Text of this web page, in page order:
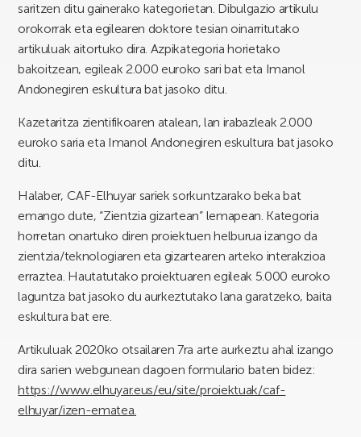
saritzen ditu gainerako kategorietan. Dibulgazio artikulu
orokorrak eta egilearen doktore tesian oinarritutako
artikuluak aitortuko dira. Azpikategoria horietako
bakoitzean, egileak 2.000 euroko sari bat eta Imanol
Andonegiren eskultura bat jasoko ditu.
Kazetaritza zientifikoaren atalean, lan irabazleak 2.000
euroko saria eta Imanol Andonegiren eskultura bat jasoko
ditu.
Halaber, CAF-Elhuyar sariek sorkuntzarako beka bat
emango dute, “Zientzia gizartean” lemapean. Kategoria
horretan onartuko diren proiektuen helburua izango da
zientzia/teknologiaren eta gizartearen arteko interakzioa
erraztea. Hautatutako proiektuaren egileak 5.000 euroko
laguntza bat jasoko du aurkeztutako lana garatzeko, baita
eskultura bat ere.
Artikuluak 2020ko otsailaren 7ra arte aurkeztu ahal izango
dira sarien webgunean dagoen formulario baten bidez:
https://www.elhuyar.eus/eu/site/proiektuak/caf-
elhuyar/izen-ematea.